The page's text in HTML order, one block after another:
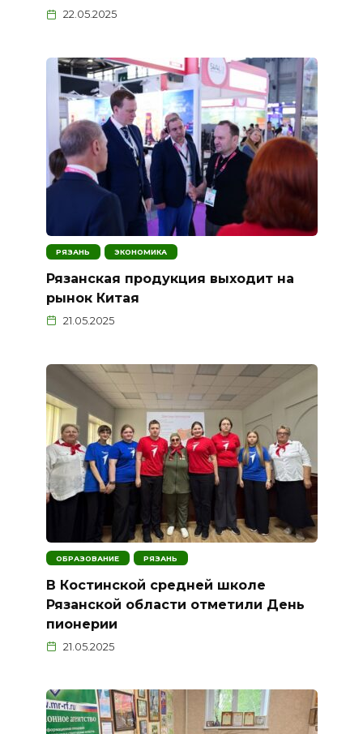
22.05.2025
РЯЗАНЬ ЭКОНОМИКА
Рязанская продукция выходит на
рынок Китая
21.05.2025
ОБРАЗОВАНИЕ РЯЗАНЬ
В Костинской средней школе
Рязанской области отметили День
пионерии
21.05.2025